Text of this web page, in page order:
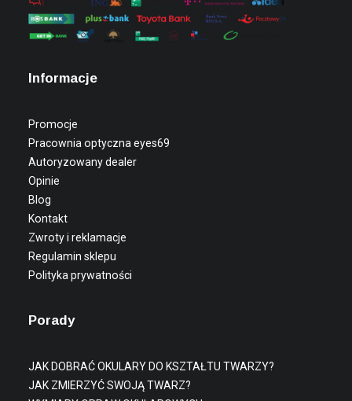
Informacje
Promocje
Pracownia optyczna eyes69
Autoryzowany dealer
Opinie
Blog
Kontakt
Zwroty i reklamacje
Regulamin sklepu
Polityka prywatności
Porady
JAK DOBRAĆ OKULARY DO KSZTAŁTU TWARZY?
JAK ZMIERZYĆ SWOJĄ TWARZ?